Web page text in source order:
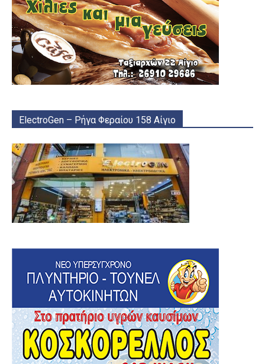
ElectroGen – Ρήγα Φεραίου 158 Αίγιο